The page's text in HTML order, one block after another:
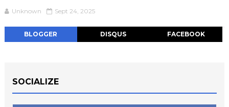
Unknown Sept 24, 2025
BLOGGER DISQUS FACEBOOK
SOCIALIZE